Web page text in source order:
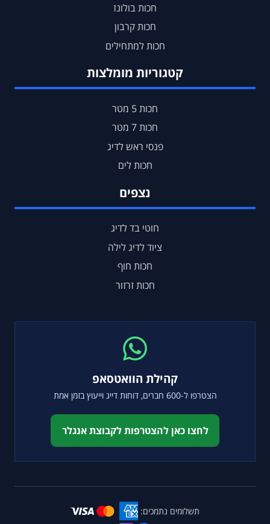
קהילת הוואטסאפ
הצטרפו ל-600 חברים, דוחות דייג וייעוץ בזמן אמת
לחצו כאן להצטרפות לקבוצת אנגלר
חכות בולונז
חכות קרבון
חכות למתחילים
קטגוריות מומלצות
חכות 5 מטר
חכות 7 מטר
פנסי ראש לדיג
חכות לים
נצפים
חוטי בד לדיג
ציוד לדיג לילה
חכות חוף
חכות זרזור
תשלומים נתמכים: